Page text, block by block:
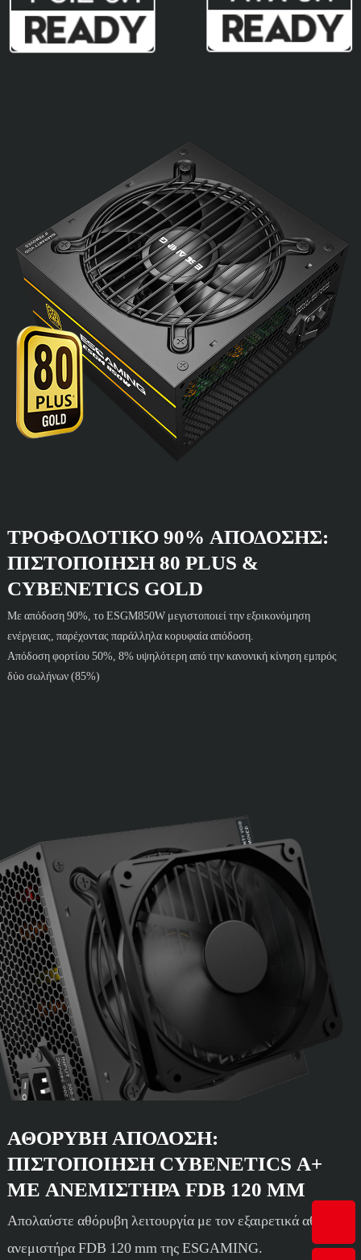
ΤΡΟΦΟΔΟΤΙΚΌ 90% ΑΠΌΔΟΣΗΣ:
ΠΙΣΤΟΠΟΊΗΣΗ 80 PLUS &
CYBENETICS GOLD
Με απόδοση 90%, το ESGM850W μεγιστοποιεί την εξοικονόμηση
ενέργειας, παρέχοντας παράλληλα κορυφαία απόδοση.
Απόδοση φορτίου 50%, 8% υψηλότερη από την κανονική κίνηση εμπρός
δύο σωλήνων (85%)
ΑΘΌΡΥΒΗ ΑΠΌΔΟΣΗ:
ΠΙΣΤΟΠΟΊΗΣΗ CYBENETICS A+
ΜΕ ΑΝΕΜΙΣΤΉΡΑ FDB 120 MM
Απολαύστε αθόρυβη λειτουργία με τον εξαιρετικά αθόρυβο
ανεμιστήρα FDB 120 mm της ESGAMING.